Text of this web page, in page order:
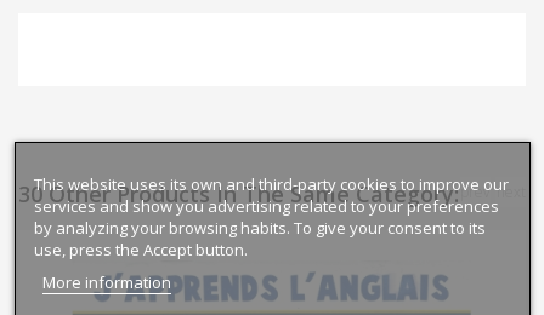
30 Other Products In The Same Category:prev next
This website uses its own and third-party cookies to improve our
services and show you advertising related to your preferences
by analyzing your browsing habits. To give your consent to its
use, press the Accept button.
More information